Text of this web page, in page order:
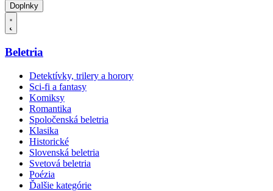
Doplnky
Beletria
Detektívky, trilery a horory
Sci-fi a fantasy
Komiksy
Romantika
Spoločenská beletria
Klasika
Historické
Slovenská beletria
Svetová beletria
Poézia
Ďalšie kategórie